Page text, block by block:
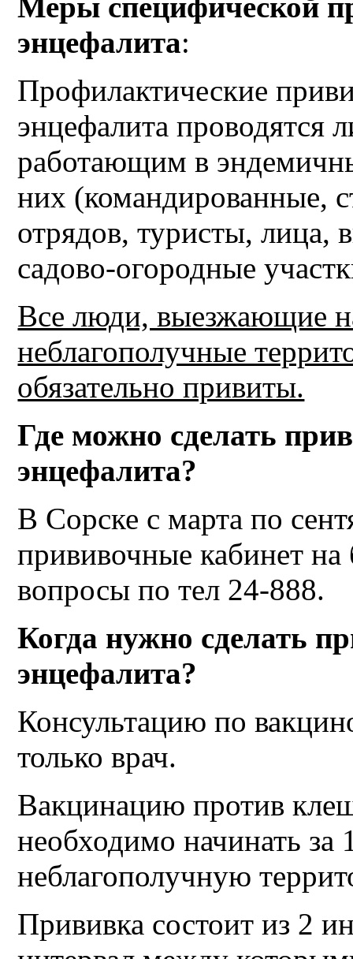
энцефалита:
Профилактические
энцефалита проводятся
работающим в
них (командированные,
отрядов, туристы,
садово-огородные
Все люди, выезжающие
неблагополучные
обязательно привиты.
Где можно сделать
энцефалита?
В Сорске с марта по
прививочные кабинет
вопросы по тел 24-888.
Когда нужно сделать
энцефалита?
Консультацию по
только врач.
Вакцинацию против
необходимо начинать за
неблагополучную
Прививка состоит из 2